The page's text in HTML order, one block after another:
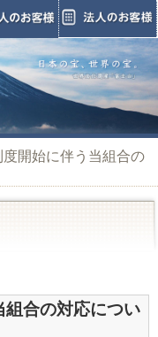
開始に伴う当組合の
組合の対応につい